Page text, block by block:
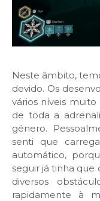
Neste âmbito,
devido. Os
vários níveis
de toda a
género.
senti que
automático,
seguir já tinha que
diversos
rapidamente à